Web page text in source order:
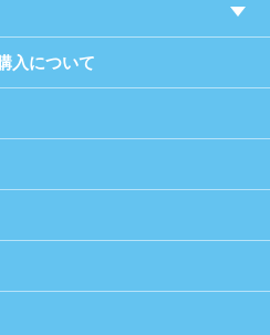
入について